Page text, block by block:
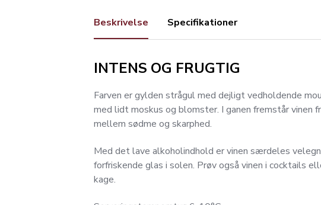
Beskrivelse Specifikationer
INTENS OG FRUGTIG
Farven er gylden strågul med dejligt vedholdende
med lidt moskus og blomster. I ganen fremstår vinen
mellem sødme og skarphed.
Med det lave alkoholindhold er vinen særdeles
forfriskende glas i solen. Prøv også vinen i cocktails
kage.